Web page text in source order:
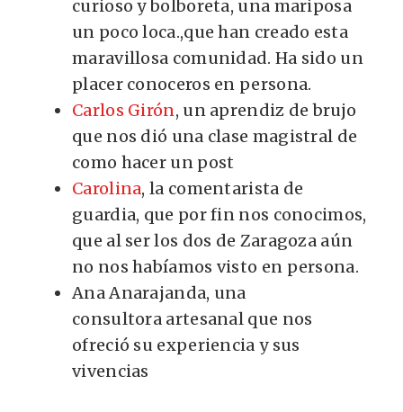
curioso y bolboreta, una mariposa
un poco loca.,que han creado esta
maravillosa comunidad. Ha sido un
placer conoceros en persona.
Carlos Girón, un aprendiz de brujo
que nos dió una clase magistral de
como hacer un post
Carolina, la comentarista de
guardia, que por fin nos conocimos,
que al ser los dos de Zaragoza aún
no nos habíamos visto en persona.
Ana Anarajanda, una
consultora artesanal que nos
ofreció su experiencia y sus
vivencias